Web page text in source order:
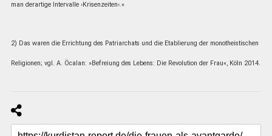
man derartige Intervalle ›Krisenzeiten‹.«
2) Das waren die Errichtung des Patriarchats und die Etablierung der monotheistischen
Religionen; vgl. A. Öcalan: »Befreiung des Lebens: Die Revolution der Frau«, Köln 2014.